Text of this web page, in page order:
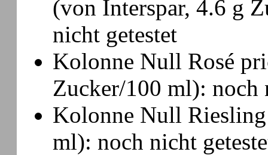
(von Interspar, 4.6 g
nicht getestet
Kolonne Null Rosé
Zucker/100 ml): noch
Kolonne Null
ml): noch nicht